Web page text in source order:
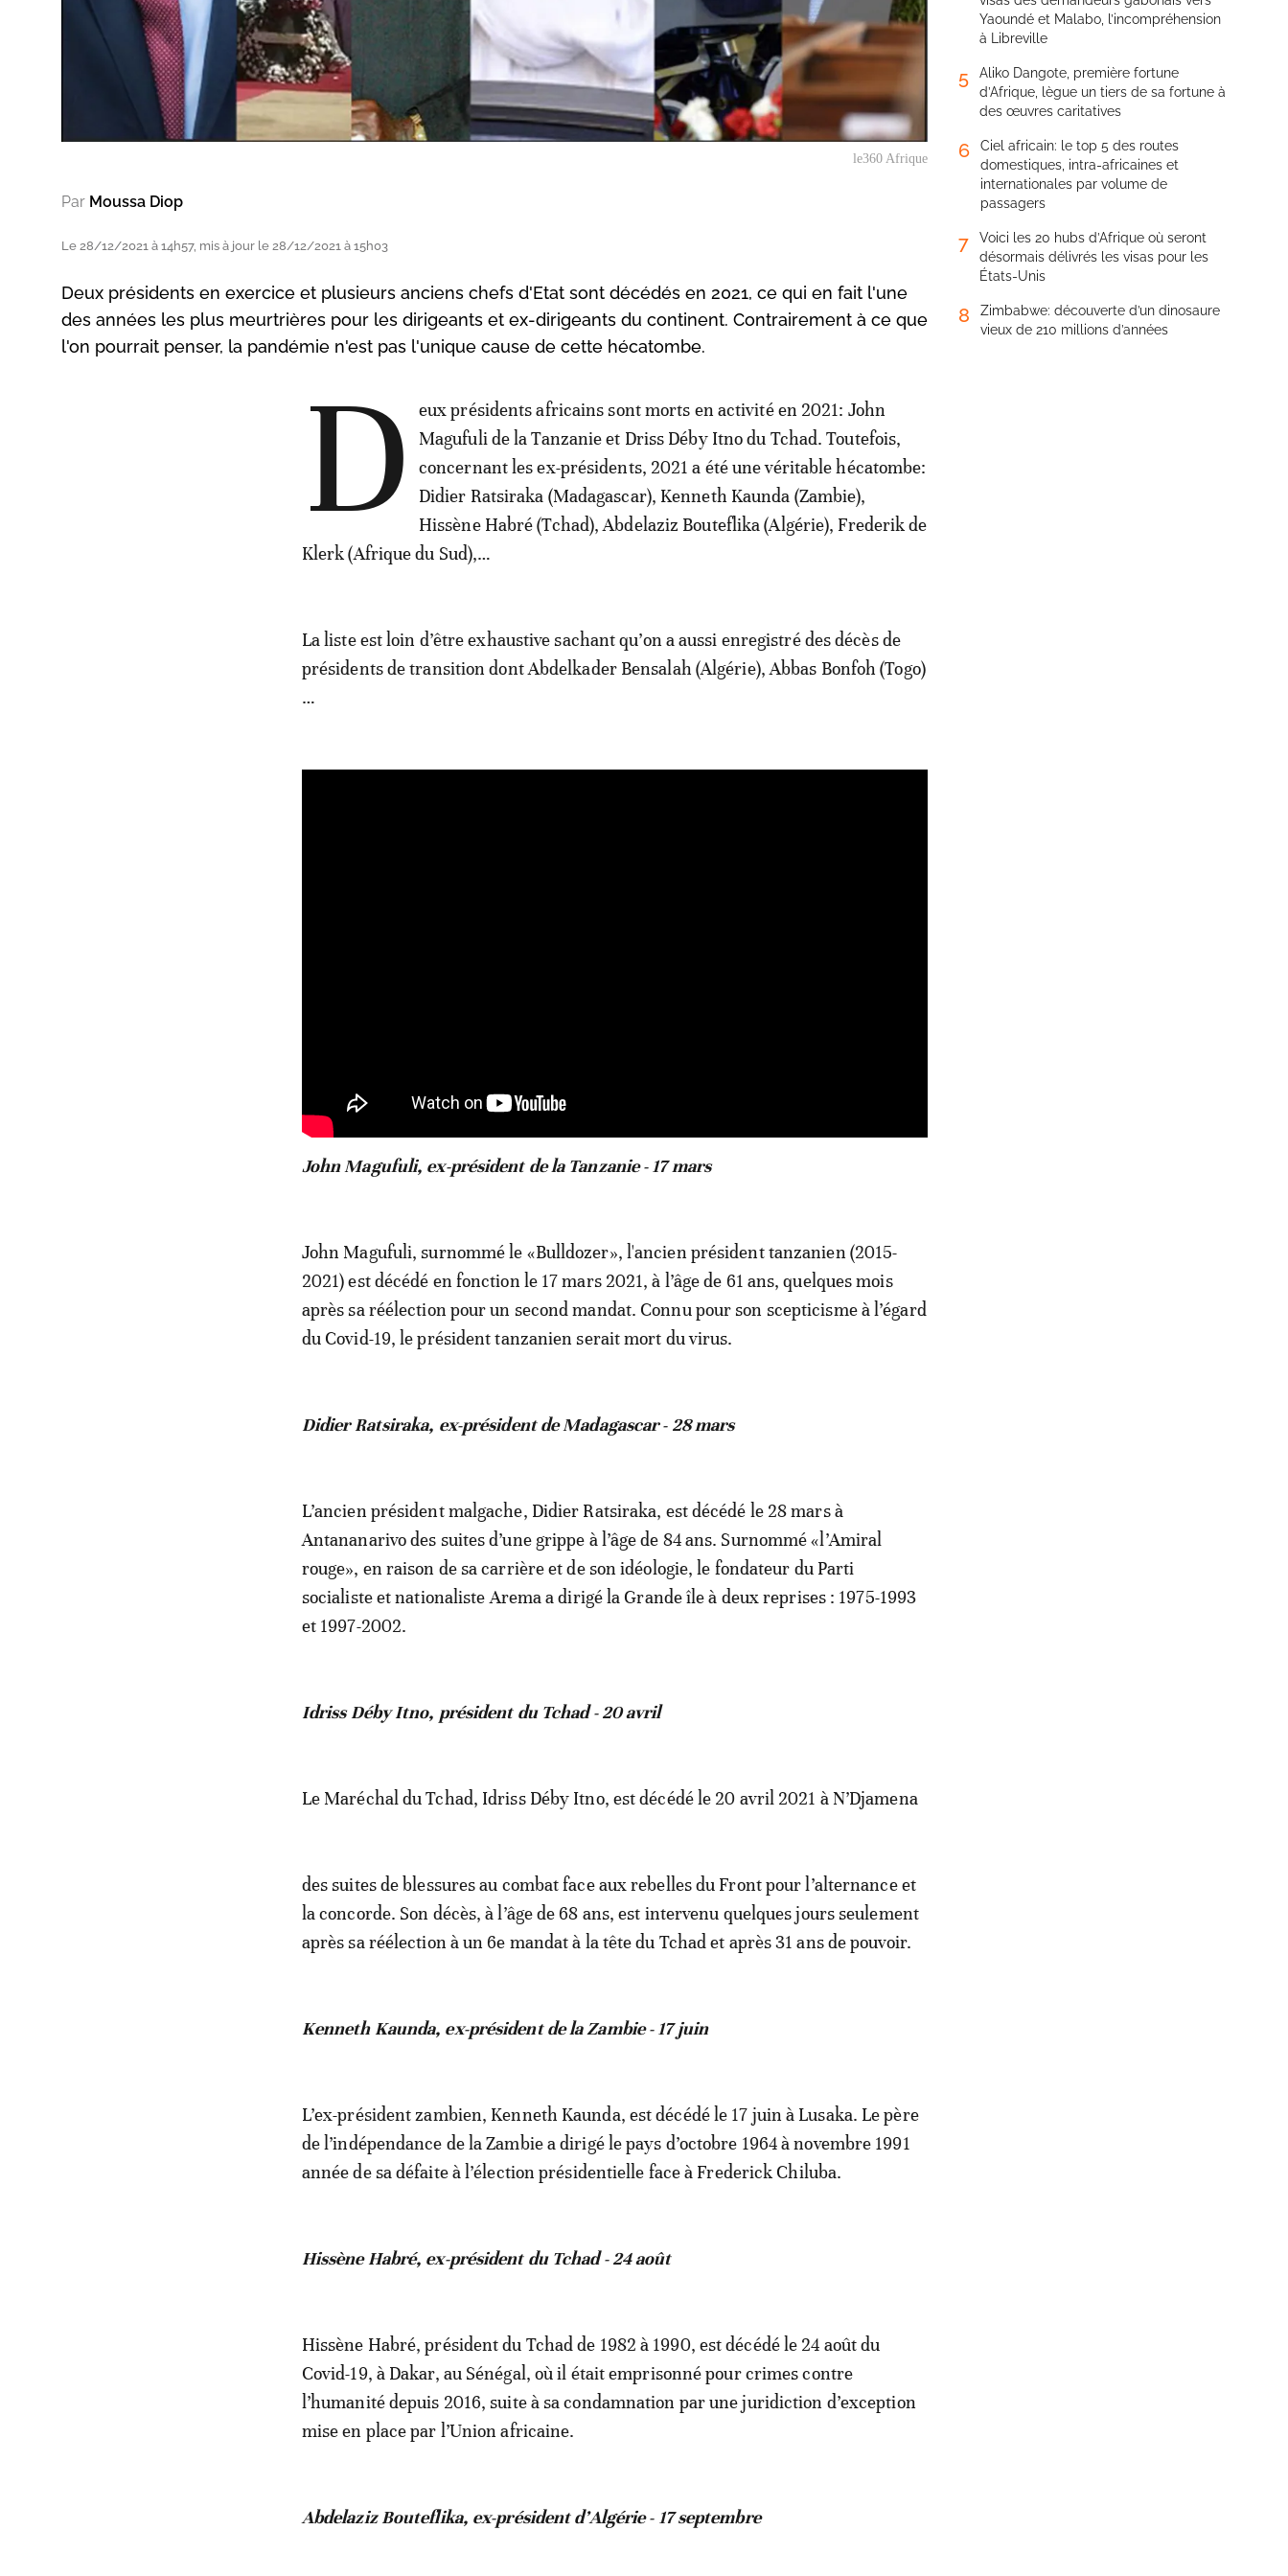
le360 Afrique
Par Moussa Diop
Le 28/12/2021 à 14h57, mis à jour le 28/12/2021 à 15h03
Deux présidents en exercice et plusieurs anciens chefs d'Etat sont décédés en 2021, ce qui en fait l'une
des années les plus meurtrières pour les dirigeants et ex-dirigeants du continent. Contrairement à ce que
l'on pourrait penser, la pandémie n'est pas l'unique cause de cette hécatombe.
D
eux présidents africains sont morts en activité en 2021: John
Magufuli de la Tanzanie et Driss Déby Itno du Tchad. Toutefois,
concernant les ex-présidents, 2021 a été une véritable hécatombe:
Didier Ratsiraka (Madagascar), Kenneth Kaunda (Zambie),
Hissène Habré (Tchad), Abdelaziz Bouteflika (Algérie), Frederik de
Klerk (Afrique du Sud),…
La liste est loin d’être exhaustive sachant qu’on a aussi enregistré des décès de
présidents de transition dont Abdelkader Bensalah (Algérie), Abbas Bonfoh (Togo)
…
John Magufuli, ex-président de la Tanzanie - 17 mars
John Magufuli, surnommé le «Bulldozer», l'ancien président tanzanien (2015-
2021) est décédé en fonction le 17 mars 2021, à l’âge de 61 ans, quelques mois
après sa réélection pour un second mandat. Connu pour son scepticisme à l’égard
du Covid-19, le président tanzanien serait mort du virus.
Didier Ratsiraka, ex-président de Madagascar - 28 mars
L’ancien président malgache, Didier Ratsiraka, est décédé le 28 mars à
Antananarivo des suites d’une grippe à l’âge de 84 ans. Surnommé «l’Amiral
rouge», en raison de sa carrière et de son idéologie, le fondateur du Parti
socialiste et nationaliste Arema a dirigé la Grande île à deux reprises : 1975-1993
et 1997-2002.
Idriss Déby Itno, président du Tchad - 20 avril
Le Maréchal du Tchad, Idriss Déby Itno, est décédé le 20 avril 2021 à N’Djamena
des suites de blessures au combat face aux rebelles du Front pour l’alternance et
la concorde. Son décès, à l’âge de 68 ans, est intervenu quelques jours seulement
après sa réélection à un 6e mandat à la tête du Tchad et après 31 ans de pouvoir.
Kenneth Kaunda, ex-président de la Zambie - 17 juin
L’ex-président zambien, Kenneth Kaunda, est décédé le 17 juin à Lusaka. Le père
de l’indépendance de la Zambie a dirigé le pays d’octobre 1964 à novembre 1991
année de sa défaite à l’élection présidentielle face à Frederick Chiluba.
Hissène Habré, ex-président du Tchad - 24 août
Hissène Habré, président du Tchad de 1982 à 1990, est décédé le 24 août du
Covid-19, à Dakar, au Sénégal, où il était emprisonné pour crimes contre
l’humanité depuis 2016, suite à sa condamnation par une juridiction d’exception
mise en place par l’Union africaine.
Abdelaziz Bouteflika, ex-président d’Algérie - 17 septembre
Yaoundé et Malabo, l’incompréhension
à Libreville
5
Aliko Dangote, première fortune
d’Afrique, lègue un tiers de sa fortune à
des œuvres caritatives
6
Ciel africain: le top 5 des routes
domestiques, intra-africaines et
internationales par volume de
passagers
7
Voici les 20 hubs d’Afrique où seront
désormais délivrés les visas pour les
États-Unis
8
Zimbabwe: découverte d’un dinosaure
vieux de 210 millions d’années